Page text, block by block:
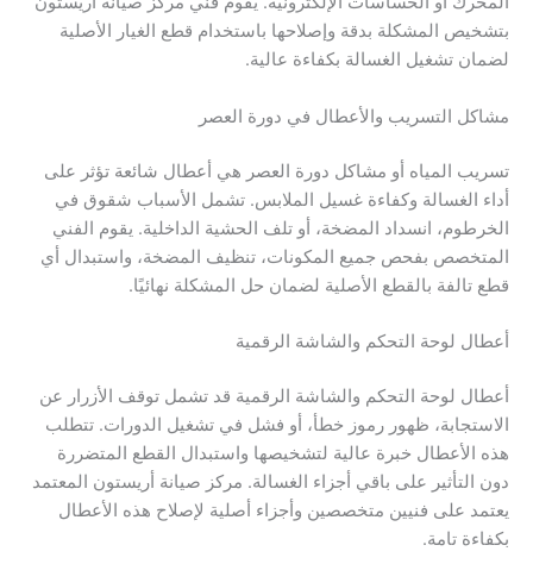
بتشخيص المشكلة بدقة وإصلاحها باستخدام قطع الغيار الأصلية
لضمان تشغيل الغسالة بكفاءة عالية.
مشاكل التسريب والأعطال في دورة العصر
تسريب المياه أو مشاكل دورة العصر هي أعطال شائعة تؤثر على
أداء الغسالة وكفاءة غسيل الملابس. تشمل الأسباب شقوق في
الخرطوم، انسداد المضخة، أو تلف الحشية الداخلية. يقوم الفني
المتخصص بفحص جميع المكونات، تنظيف المضخة، واستبدال أي
قطع تالفة بالقطع الأصلية لضمان حل المشكلة نهائيًا.
أعطال لوحة التحكم والشاشة الرقمية
أعطال لوحة التحكم والشاشة الرقمية قد تشمل توقف الأزرار عن
الاستجابة، ظهور رموز خطأ، أو فشل في تشغيل الدورات. تتطلب
هذه الأعطال خبرة عالية لتشخيصها واستبدال القطع المتضررة
دون التأثير على باقي أجزاء الغسالة. مركز صيانة أريستون المعتمد
يعتمد على فنيين متخصصين وأجزاء أصلية لإصلاح هذه الأعطال
بكفاءة تامة.